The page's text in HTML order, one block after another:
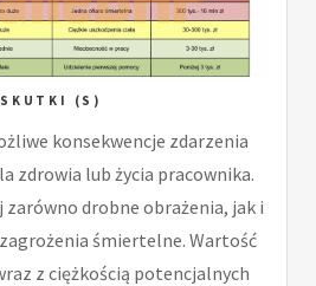
SKUTKI (S)
konsekwencje zdarzenia
zdrowia lub życia pracownika.
drobne obrażenia, jak i
śmiertelne. Wartość
z ciężkością potencjalnych